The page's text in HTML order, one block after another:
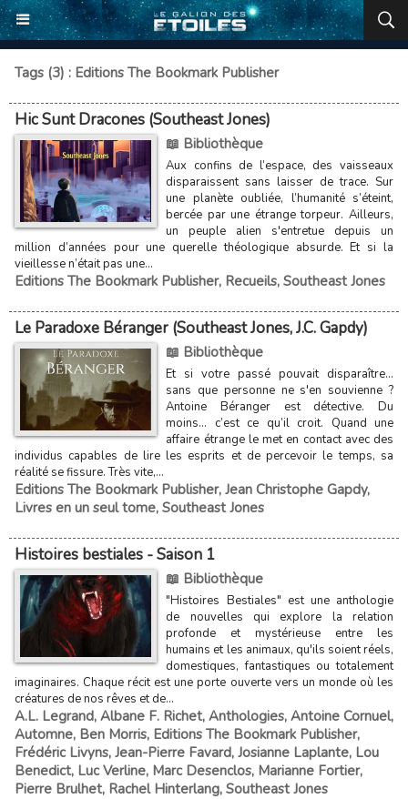
Tags (3) : Editions The Bookmark Publisher
Hic Sunt Dracones (Southeast Jones)
📖 Bibliothèque
Aux confins de l’espace, des vaisseaux
disparaissent sans laisser de trace. Sur
une planète oubliée, l’humanité s’éteint,
bercée par une étrange torpeur. Ailleurs,
un peuple alien s'entretue depuis un
million d’années pour une querelle théologique absurde. Et si la
vieillesse n’était pas une...
Editions The Bookmark Publisher, Recueils, Southeast Jones
Le Paradoxe Béranger (Southeast Jones, J.C. Gapdy)
📖 Bibliothèque
Et si votre passé pouvait disparaître...
sans que personne ne s'en souvienne ?
Antoine Béranger est détective. Du
moins… c’est ce qu’il croit. Quand une
affaire étrange le met en contact avec des
individus capables de lire les esprits et de percevoir le temps, sa
réalité se fissure. Très vite,...
Editions The Bookmark Publisher, Jean Christophe Gapdy,
Livres en un seul tome, Southeast Jones
Histoires bestiales - Saison 1
📖 Bibliothèque
"Histoires Bestiales" est une anthologie
de nouvelles qui explore la relation
profonde et mystérieuse entre les
humains et les animaux, qu'ils soient réels,
domestiques, fantastiques ou totalement
imaginaires. Chaque récit est une porte ouverte vers un monde où les
créatures de nos rêves et de...
A.L. Legrand, Albane F. Richet, Anthologies, Antoine Cornuel,
Automne, Ben Morris, Editions The Bookmark Publisher,
Frédéric Livyns, Jean-Pierre Favard, Josianne Laplante, Lou
Benedict, Luc Verline, Marc Desenclos, Marianne Fortier,
Pierre Brulhet, Rachel Hinterlang, Southeast Jones